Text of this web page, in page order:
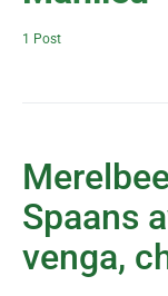
1 Post
Spaans
venga,